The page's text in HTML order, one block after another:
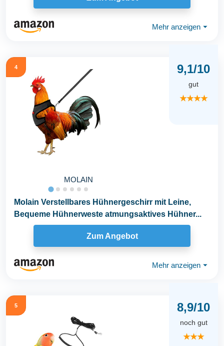
Mehr anzeigen ⏷
4
MOLAIN
9,1/10
gut
★★★★
Molain Verstellbares Hühnergeschirr mit Leine,
Bequeme Hühnerweste atmungsaktives Hühner...
Zum Angebot
Mehr anzeigen ⏷
5 8,9/10
noch gut
★★★